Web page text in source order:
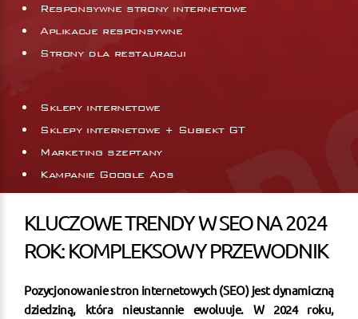
Responsywne strony internetowe
Aplikacje responsywne
Strony dla restauracji
Sklepy internetowe
Sklepy internetowe + Subiekt GT
Marketing szeptany
Kampanie Google Ads
KLUCZOWE TRENDY W SEO NA 2024
ROK: KOMPLEKSOWY PRZEWODNIK
Pozycjonowanie stron internetowych (SEO) jest dynamiczną
dziedziną, która nieustannie ewoluuje. W 2024 roku,